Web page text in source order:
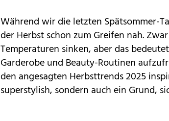
Während wir die letzten Spätsommer-
der Herbst schon zum Greifen nah.
Temperaturen sinken, aber das
Garderobe und Beauty-Routinen
den angesagten Herbsttrends 2025
superstylish, sondern auch ein Grund,